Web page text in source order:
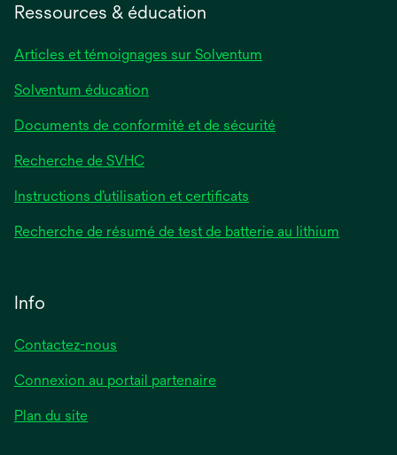
onglet
Ressources & éducation
Articles et témoignages sur Solventum
Solventum éducation
Documents de conformité et de sécurité
Recherche de SVHC
Instructions d’utilisation et certificats
Recherche de résumé de test de batterie au lithium
Info
Contactez-nous
Connexion au portail partenaire
Plan du site